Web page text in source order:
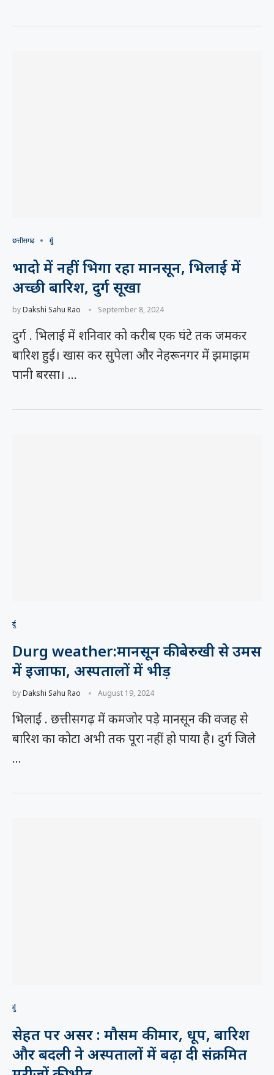
छत्तीसगढ़ दुर्ग
भादो में नहीं भिगा रहा मानसून, भिलाई में
अच्छी बारिश, दुर्ग सूखा
byDakshi Sahu Rao September 8, 2024
दुर्ग . भिलाई में शनिवार को करीब एक घंटे तक जमकर
बारिश हुई। खास कर सुपेला और नेहरूनगर में झमाझम
पानी बरसा। …
दुर्ग
Durg weather:मानसून की बेरुखी से उमस
में इजाफा, अस्पतालों में भीड़
byDakshi Sahu Rao August 19, 2024
भिलाई . छत्तीसगढ़ में कमजोर पड़े मानसून की वजह से
बारिश का कोटा अभी तक पूरा नहीं हो पाया है। दुर्ग जिले
…
दुर्ग
सेहत पर असर : मौसम की मार, धूप, बारिश
और बदली ने अस्पतालों में बढ़ा दी संक्रमित